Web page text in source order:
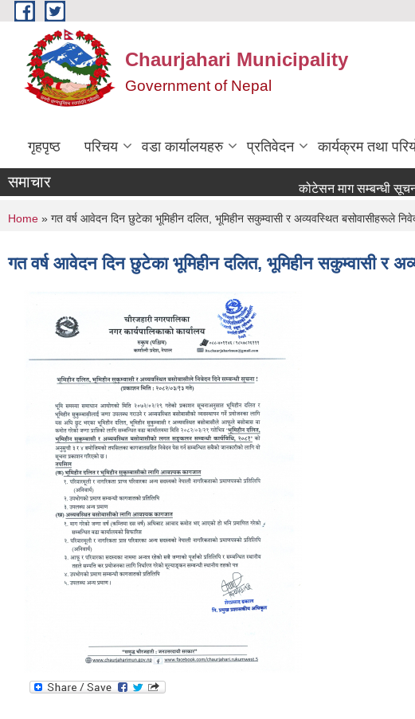
Skip to main content
Chaurjahari Municipality
Government of Nepal
गृहपृष्ठ परिचय वडा कार्यालयहरु प्रतिवेदन कार्यक्रम तथा
समाचार कोटेसन माग सम्बन्धी सूचना !
You are here
Home » गत वर्ष आवेदन दिन छुटेका भूमिहीन दलित, भूमिहीन सकुम्वासी र अव्यवस्थित बसोवासीहरूले
गत वर्ष आवेदन दिन छुटेका भूमिहीन दलित, भूमिहीन सकुम्वासी र